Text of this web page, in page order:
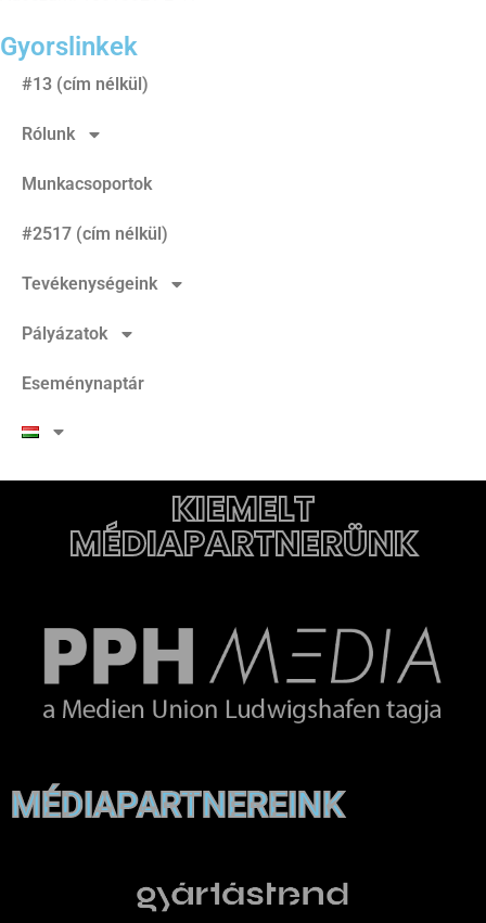
Gyorslinkek
#13 (cím nélkül)
Rólunk
Munkacsoportok
#2517 (cím nélkül)
Tevékenységeink
Pályázatok
Eseménynaptár
KIEMELT
MÉDIAPARTNERÜNK
MÉDIAPARTNEREINK